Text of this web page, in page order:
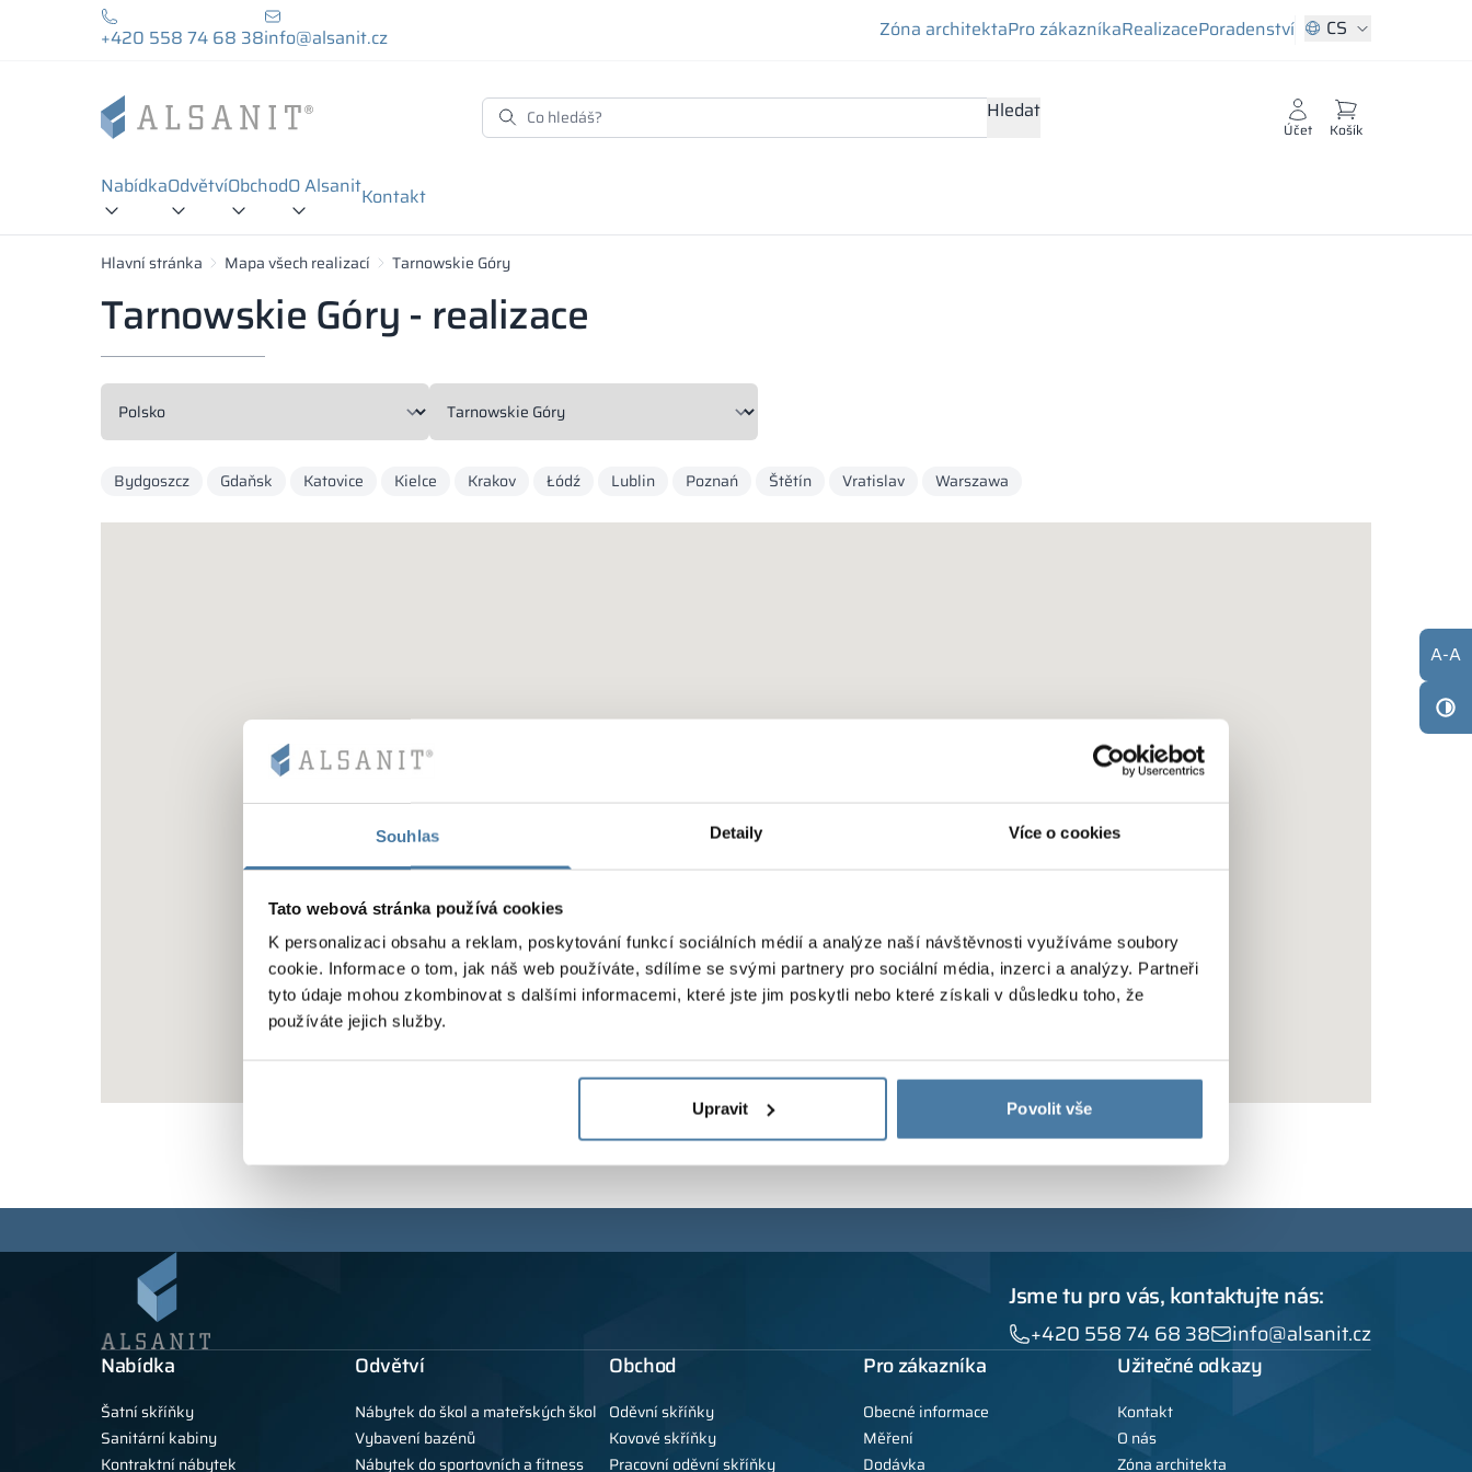
Souhlas Detaily Více o cookies
Tato webová stránka používá cookies
K personalizaci obsahu a reklam, poskytování funkcí sociálních médií a analýze naší návštěvnosti využíváme soubory
cookie. Informace o tom, jak náš web používáte, sdílíme se svými partnery pro sociální média, inzerci a analýzy. Partneři
tyto údaje mohou zkombinovat s dalšími informacemi, které jste jim poskytli nebo které získali v důsledku toho, že
používáte jejich služby.
Upravit Povolit vše
+420 558 74 68 38info@alsanit.cz Zóna architektaPro zákazníkaRealizacePoradenství CS
Hledat
Účet Košík
NabídkaOdvětvíObchodO AlsanitKontakt
Hlavní stránka Mapa všech realizací Tarnowskie Góry
Tarnowskie Góry - realizace
Bydgoszcz Gdaňsk Katovice Kielce Krakov Łódź Lublin Poznań Štětín Vratislav Warszawa
Jsme tu pro vás, kontaktujte nás:
+420 558 74 68 38
info@alsanit.cz
Nabídka
Šatní skříňky
Sanitární kabiny
Kontraktní nábytek
Odvětví
Nábytek do škol a mateřských škol
Vybavení bazénů
Nábytek do sportovních a fitness
Obchod
Oděvní skříňky
Kovové skříňky
Pracovní oděvní skříňky
Pro zákazníka
Obecné informace
Měření
Dodávka
Užitečné odkazy
Kontakt
O nás
Zóna architekta
A-A